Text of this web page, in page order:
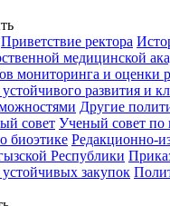
Приветствие ректора
медицинской
мониторинга и оценки
развития и
Другие
совет Ученый совет по
биоэтике Редакционно-
Республики
закупок